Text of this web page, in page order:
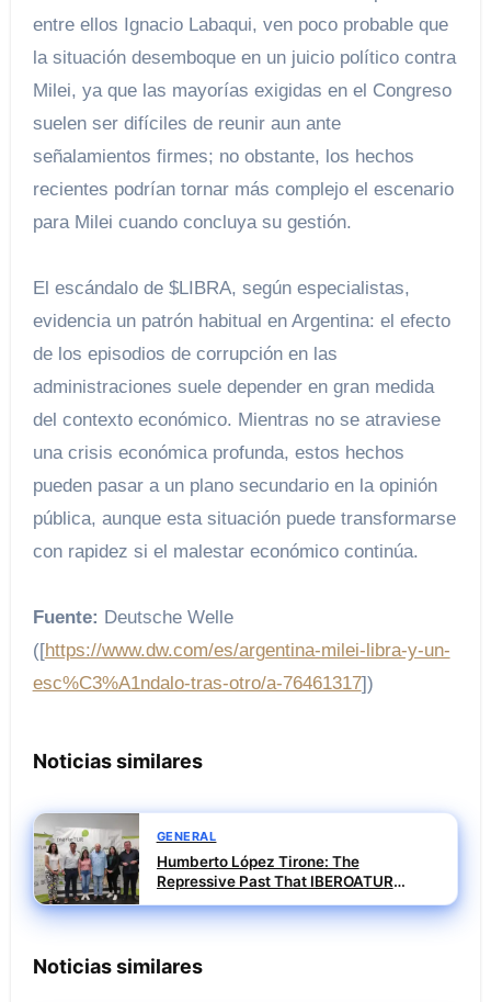
entre ellos Ignacio Labaqui, ven poco probable que
la situación desemboque en un juicio político contra
Milei, ya que las mayorías exigidas en el Congreso
suelen ser difíciles de reunir aun ante
señalamientos firmes; no obstante, los hechos
recientes podrían tornar más complejo el escenario
para Milei cuando concluya su gestión.
El escándalo de $LIBRA, según especialistas,
evidencia un patrón habitual en Argentina: el efecto
de los episodios de corrupción en las
administraciones suele depender en gran medida
del contexto económico. Mientras no se atraviese
una crisis económica profunda, estos hechos
pueden pasar a un plano secundario en la opinión
pública, aunque esta situación puede transformarse
con rapidez si el malestar económico continúa.
Fuente: Deutsche Welle
([https://www.dw.com/es/argentina-milei-libra-y-un-
esc%C3%A1ndalo-tras-otro/a-76461317])
Noticias similares
GENERAL
Humberto López Tirone: The
Repressive Past That IBEROATUR
Prefers Not to Explain
Noticias similares